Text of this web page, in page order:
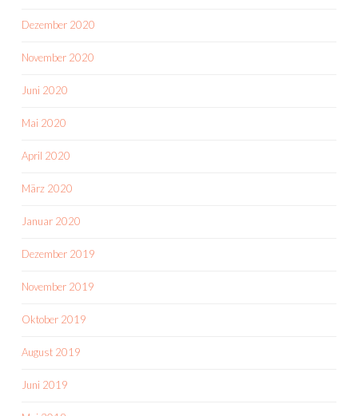
Dezember 2020
November 2020
Juni 2020
Mai 2020
April 2020
März 2020
Januar 2020
Dezember 2019
November 2019
Oktober 2019
August 2019
Juni 2019